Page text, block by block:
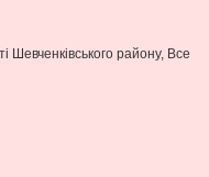
Шевченківського району, Все